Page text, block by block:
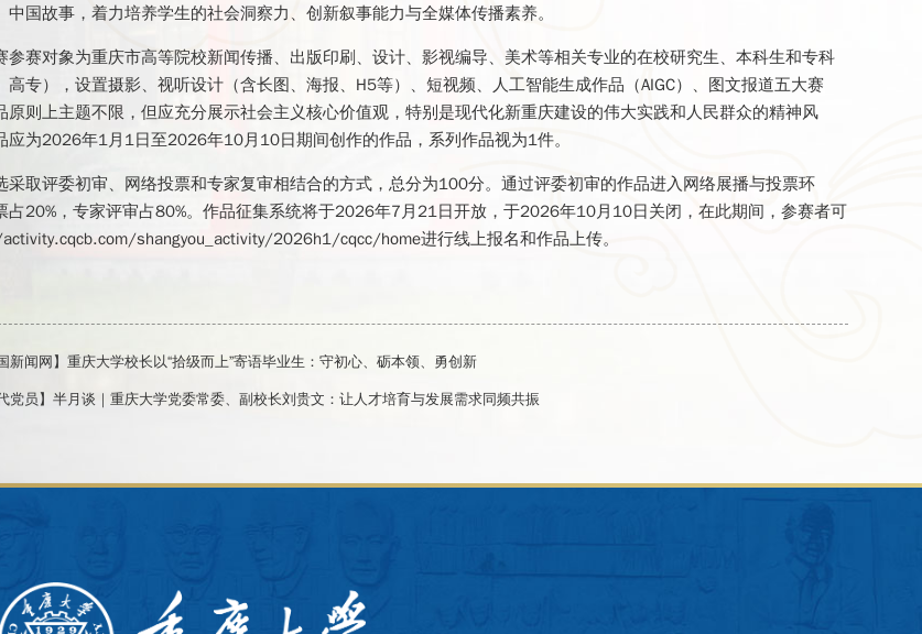
中国故事，着力培养学生的社会洞察力、创新叙事能力与全媒体传播素养。
参赛对象为重庆市高等院校新闻传播、出版印刷、设计、影视编导、美术等相关专业的在校研究生、本科生和专科
高专），设置摄影、视听设计（含长图、海报、H5等）、短视频、人工智能生成作品（AIGC）、图文报道五大赛
原则上主题不限，但应充分展示社会主义核心价值观，特别是现代化新重庆建设的伟大实践和人民群众的精神风
应为2026年1月1日至2026年10月10日期间创作的作品，系列作品视为1件。
采取评委初审、网络投票和专家复审相结合的方式，总分为100分。通过评委初审的作品进入网络展播与投票环
占20%，专家评审占80%。作品征集系统将于2026年7月21日开放，于2026年10月10日关闭，在此期间，参赛者可
shangyou_activity/2026h1/cqcc/home进行线上报名和作品上传。
国新闻网】重庆大学校长以“拾级而上”寄语毕业生：守初心、砺本领、勇创新
代党员】半月谈｜重庆大学党委常委、副校长刘贵文：让人才培育与发展需求同频共振